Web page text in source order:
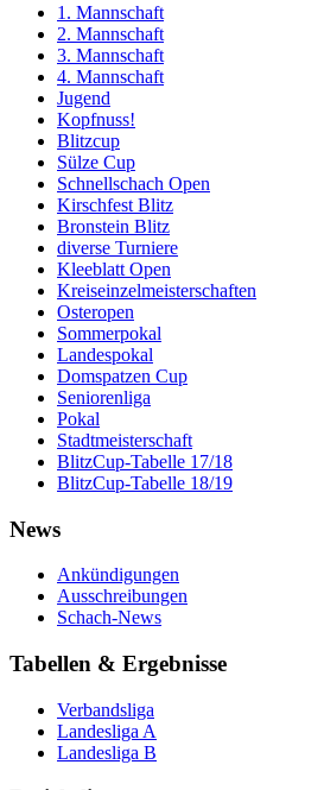
1. Mannschaft
2. Mannschaft
3. Mannschaft
4. Mannschaft
Jugend
Kopfnuss!
Blitzcup
Sülze Cup
Schnellschach Open
Kirschfest Blitz
Bronstein Blitz
diverse Turniere
Kleeblatt Open
Kreiseinzelmeisterschaften
Osteropen
Sommerpokal
Landespokal
Domspatzen Cup
Seniorenliga
Pokal
Stadtmeisterschaft
BlitzCup-Tabelle 17/18
BlitzCup-Tabelle 18/19
News
Ankündigungen
Ausschreibungen
Schach-News
Tabellen & Ergebnisse
Verbandsliga
Landesliga A
Landesliga B